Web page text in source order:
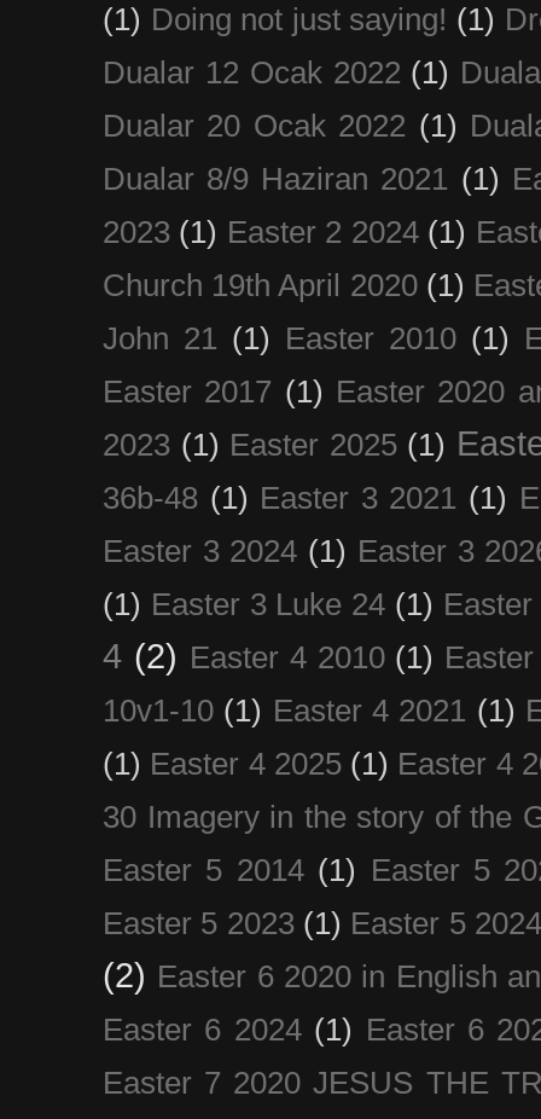
(1) Doing not just saying! (1)
Dualar 12 Ocak 2022 (1)
Dualar 20 Ocak 2022 (1)
Dualar 8/9 Haziran 2021 (1)
2023 (1) Easter 2 2024 (1)
Church 19th April 2020 (1)
John 21 (1) Easter 2010 (1)
Easter 2017 (1) Easter 2020
2023 (1) Easter 2025 (1)
36b-48 (1) Easter 3 2021 (1)
Easter 3 2024 (1) Easter 3
(1) Easter 3 Luke 24 (1)
4 (2) Easter 4 2010 (1)
10v1-10 (1) Easter 4 2021 (1)
(1) Easter 4 2025 (1) Easter 4
30 Imagery in the story of the
Easter 5 2014 (1) Easter 5
Easter 5 2023 (1) Easter 5
(2) Easter 6 2020 in English
Easter 6 2024 (1) Easter 6
Easter 7 2020 JESUS THE